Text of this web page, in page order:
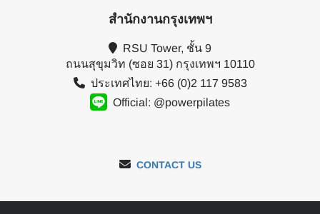
สำนักงานกรุงเทพฯ
RSU Tower, ชั้น 9
ถนนสุขุมวิท (ซอย 31) กรุงเทพฯ 10110
ประเทศไทย: +66 (0)2 117 9583
Official: @powerpilates
CONTACT US